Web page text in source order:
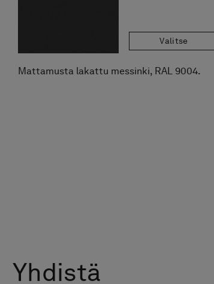
Valitse
Mattamusta lakattu messinki, RAL 9004.
Yhdistä